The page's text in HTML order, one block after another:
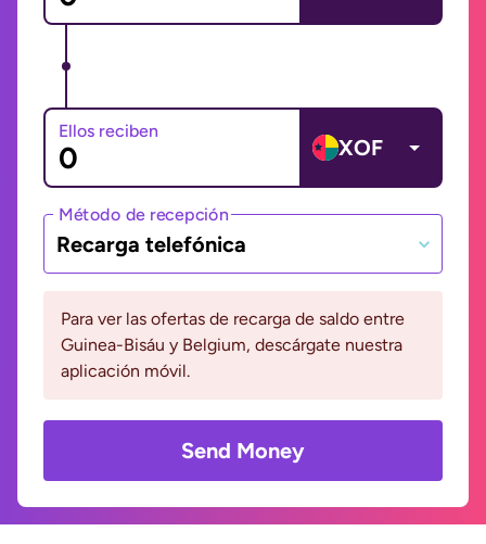
Ellos reciben
XOF
Método de recepción
Recarga telefónica
Para ver las ofertas de recarga de saldo entre
Guinea-Bisáu y Belgium, descárgate nuestra
aplicación móvil.
Send Money